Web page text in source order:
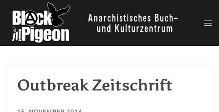
Inhalt
springen
Outbreak Zeitschrift